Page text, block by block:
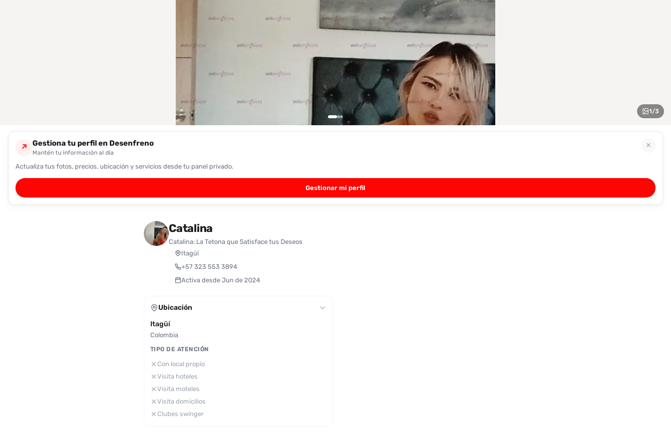
1/3
↗ Gestiona tu perfil en Desenfreno
Mantén tu información al día
✕
Actualiza tus fotos, precios, ubicación y servicios desde tu panel privado.
Gestionar mi perfil
Catalina
Catalina: La Tetona que Satisface tus Deseos
Itagüí
+57 323 553 3894
Activa desde Jun de 2024
Ubicación
Itagüí
Colombia
TIPO DE ATENCIÓN
Con local propio
Visita hoteles
Visita moteles
Visita domicilios
Clubes swinger